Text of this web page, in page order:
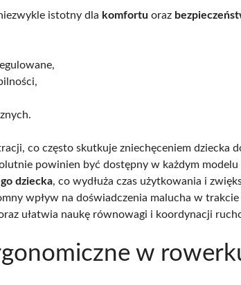
istotny dla komfortu oraz
co często skutkuje zniechęceniem dziecka
powinien być dostępny w każdym modelu
dziecka, co wydłuża czas użytkowania i
wpływ na doświadczenia malucha w trakcie
ułatwia naukę równowagi i koordynacji
w